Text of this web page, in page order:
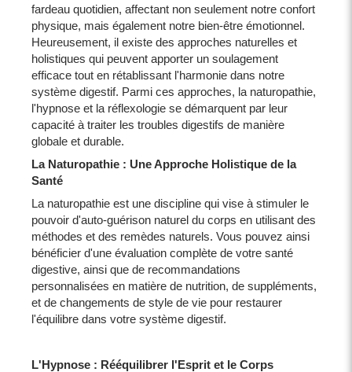
fardeau quotidien, affectant non seulement notre confort
physique, mais également notre bien-être émotionnel.
Heureusement, il existe des approches naturelles et
holistiques qui peuvent apporter un soulagement
efficace tout en rétablissant l'harmonie dans notre
système digestif. Parmi ces approches, la naturopathie,
l'hypnose et la réflexologie se démarquent par leur
capacité à traiter les troubles digestifs de manière
globale et durable.
La Naturopathie : Une Approche Holistique de la
Santé
La naturopathie est une discipline qui vise à stimuler le
pouvoir d'auto-guérison naturel du corps en utilisant des
méthodes et des remèdes naturels. Vous pouvez ainsi
bénéficier d'une évaluation complète de votre santé
digestive, ainsi que de recommandations
personnalisées en matière de nutrition, de suppléments,
et de changements de style de vie pour restaurer
l'équilibre dans votre système digestif.
L'Hypnose : Rééquilibrer l'Esprit et le Corps